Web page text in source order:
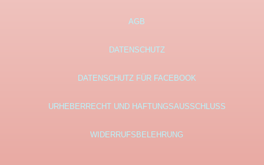
AGB
DATENSCHUTZ
DATENSCHUTZ FÜR FACEBOOK
URHEBERRECHT UND HAFTUNGSAUSSCHLUSS
WIDERRUFSBELEHRUNG